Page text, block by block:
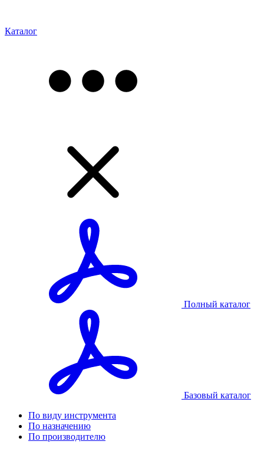
Каталог
Полный каталог
Базовый каталог
По виду инструмента
По назначению
По производителю